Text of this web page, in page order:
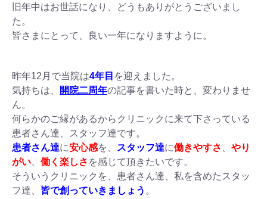
旧年中はお世話になり、どうもありがとうございまし
た。
皆さまにとって、良い一年になりますように。
昨年12月で当院は4年目 を迎えました。
気持ちは、
開院二周年の記事を書いた時と、変わりませ
ん。
何らかのご縁があるからクリニックに来て下さっている
患者さん達、スタッフ達です。
患者さん達に安心感を、 スタッフ達に働きやすさ
やり
がい
働く楽しさ を感じて頂きたいです。
そういうクリニックを、患者さん達、私を含めたスタッ
フ達、 皆で創っていきましょう 。